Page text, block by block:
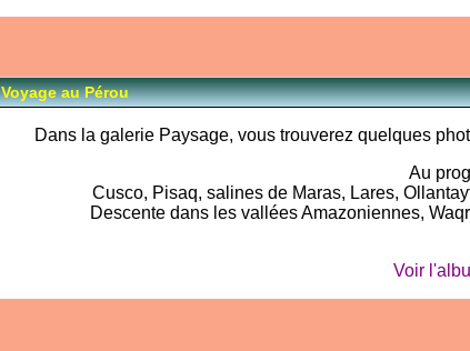
Voyage au Pérou
Dans la galerie Paysage, vous trouverez quelques
Au
Cusco, Pisaq, salines de Maras, Lares,
Descente dans les vallées Amazoniennes,
Voir